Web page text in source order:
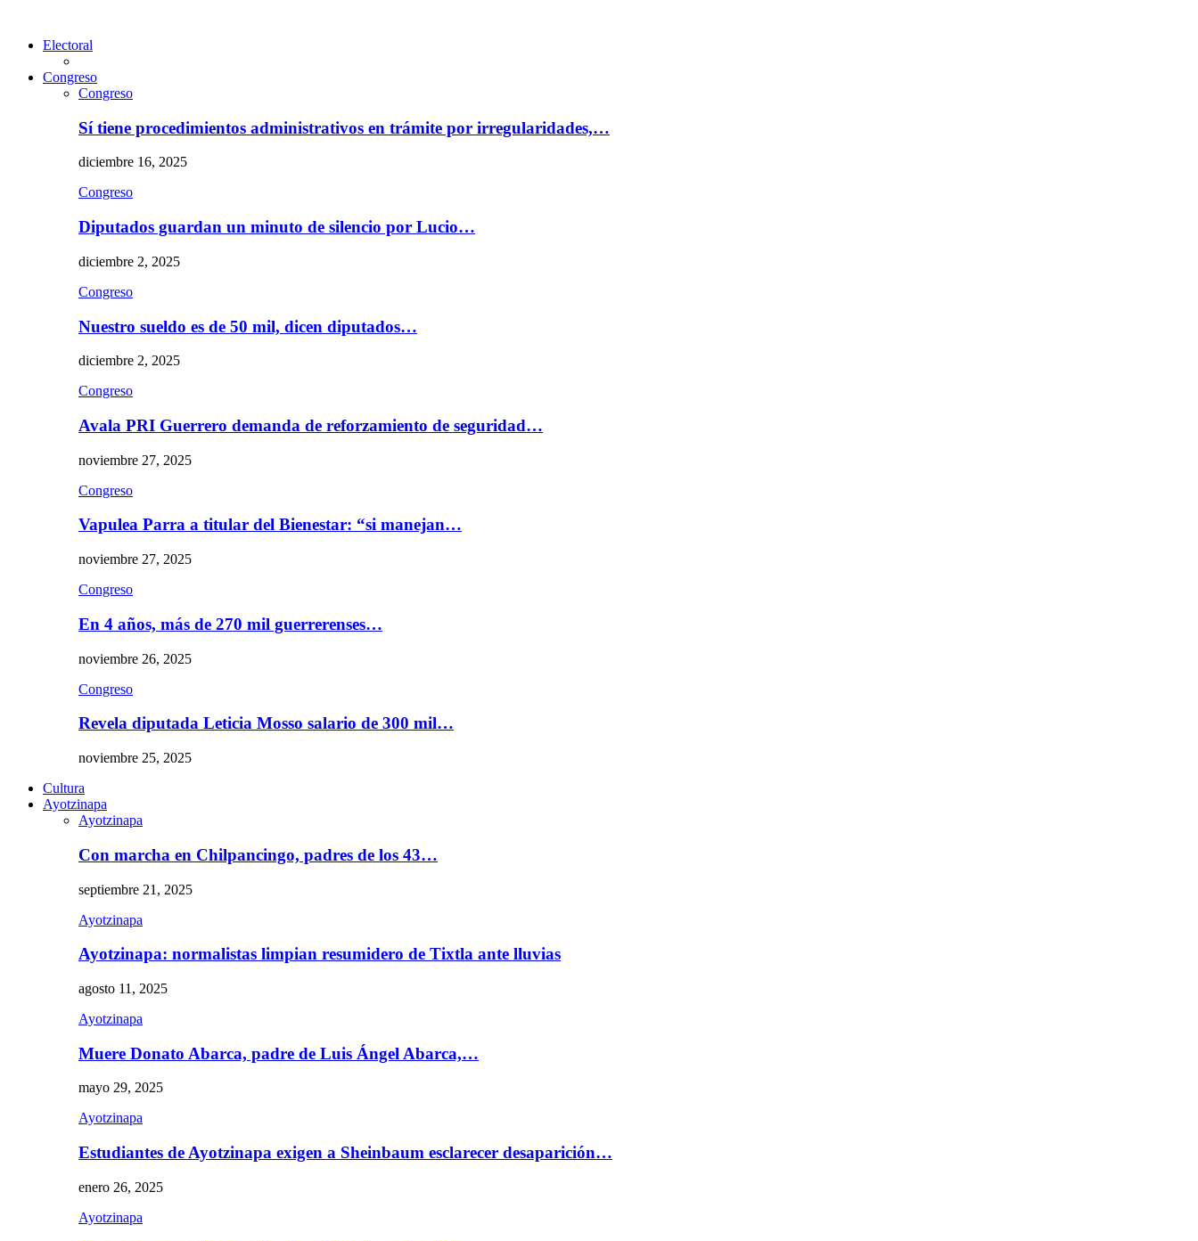
Electoral
Congreso
Congreso
Sí tiene procedimientos administrativos en trámite por irregularidades,…
diciembre 16, 2025
Congreso
Diputados guardan un minuto de silencio por Lucio…
diciembre 2, 2025
Congreso
Nuestro sueldo es de 50 mil, dicen diputados…
diciembre 2, 2025
Congreso
Avala PRI Guerrero demanda de reforzamiento de seguridad…
noviembre 27, 2025
Congreso
Vapulea Parra a titular del Bienestar: “si manejan…
noviembre 27, 2025
Congreso
En 4 años, más de 270 mil guerrerenses…
noviembre 26, 2025
Congreso
Revela diputada Leticia Mosso salario de 300 mil…
noviembre 25, 2025
Cultura
Ayotzinapa
Ayotzinapa
Con marcha en Chilpancingo, padres de los 43…
septiembre 21, 2025
Ayotzinapa
Ayotzinapa: normalistas limpian resumidero de Tixtla ante lluvias
agosto 11, 2025
Ayotzinapa
Muere Donato Abarca, padre de Luis Ángel Abarca,…
mayo 29, 2025
Ayotzinapa
Estudiantes de Ayotzinapa exigen a Sheinbaum esclarecer desaparición…
enero 26, 2025
Ayotzinapa